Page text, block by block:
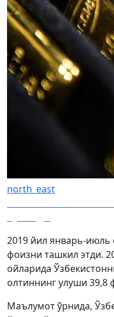
north_east
2019 йил январь-июль
фоизни ташкил этди.
ойларида
олтиннинг улуши 39,8
Маълумот ўрнида,